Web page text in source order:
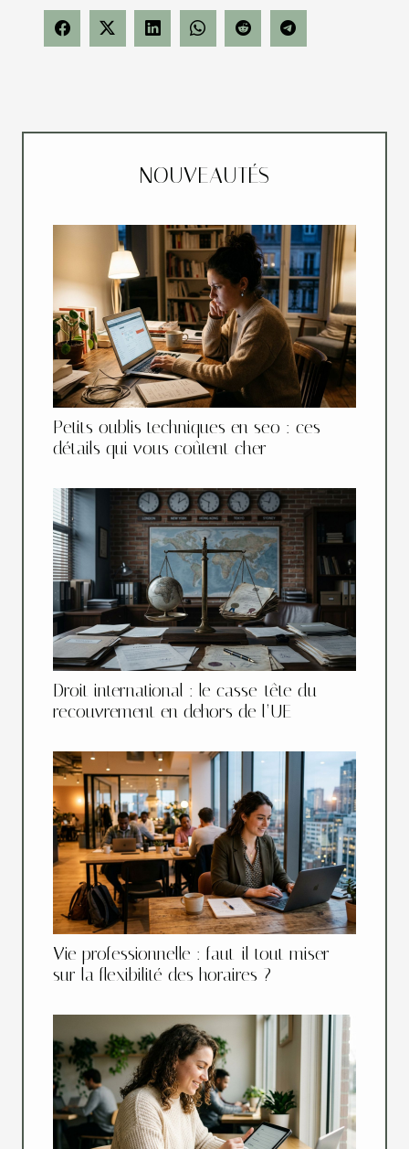
NOUVEAUTÉS
Petits oublis techniques en seo : ces
détails qui vous coûtent cher
Droit international : le casse-tête du
recouvrement en dehors de l’UE
Vie professionnelle : faut-il tout miser
sur la flexibilité des horaires ?